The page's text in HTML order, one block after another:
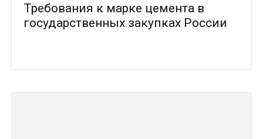
Требования к марке цемента в
государственных закупках России